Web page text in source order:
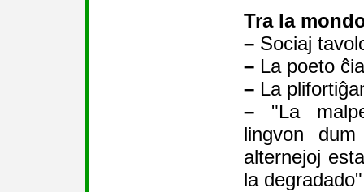
Tra la
– Sociaj
– La poeto
– La
– "La
lingvon
alternejoj
la